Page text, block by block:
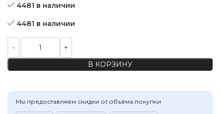
4481 в наличии
4481 в наличии
Количество товара Кокосовые пуговицы KO 01, 15мм
В КОРЗИНУ
Мы предоставляем скидки от объёма покупки